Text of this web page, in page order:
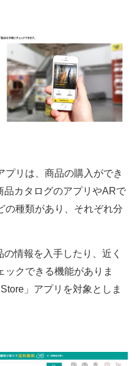
リは、商品の購入ができ
品カタログのアプリやARで
の種類があり、それぞれ分
情報を入手したり、近く
ックできる機能がありま
」アプリを対象としま